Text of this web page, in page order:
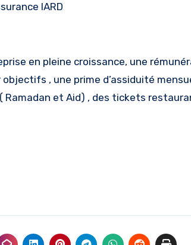
IARD
en pleine croissance, une
, une prime d’assiduité
Ramadan et Aid) , des tickets